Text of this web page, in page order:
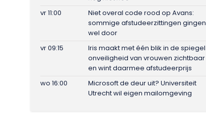
vr 11:00
Niet overal code rood op Avans:
sommige afstudeerzittingen gingen
wel door
vr 09:15
Iris maakt met één blik in de spiegel
onveiligheid van vrouwen zichtbaar
en wint daarmee afstudeerprijs
wo 16:00
Microsoft de deur uit? Universiteit
Utrecht wil eigen mailomgeving